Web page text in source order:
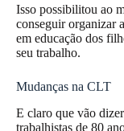
Isso possibilitou ao
conseguir organizar
em educação dos
seu trabalho.
Mudanças na CLT
E claro que vão
trabalhistas de 80